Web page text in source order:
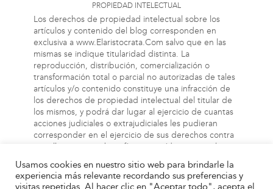
PROPIEDAD INTELECTUAL
Los derechos de propiedad intelectual sobre los
artículos y contenido del blog corresponden en
exclusiva a www.Elaristocrata.Com salvo que en las
mismas se indique titularidad distinta. La
reproducción, distribución, comercialización o
transformación total o parcial no autorizadas de tales
artículos y/o contenido constituye una infracción de
los derechos de propiedad intelectual del titular de
los mismos, y podrá dar lugar al ejercicio de cuantas
acciones judiciales o extrajudiciales les pudieran
corresponder en el ejercicio de sus derechos contra
aquellas personas bien físicas o jurídicas que vulneren
o perjudiquen los referidos derechos. Asimismo, la
información a la cual el usuario puede acceder a
través de este blog, puede estar protegida por
Usamos cookies en nuestro sitio web para brindarle la
experiencia más relevante recordando sus preferencias y
visitas repetidas. Al hacer clic en "Aceptar todo", acepta el